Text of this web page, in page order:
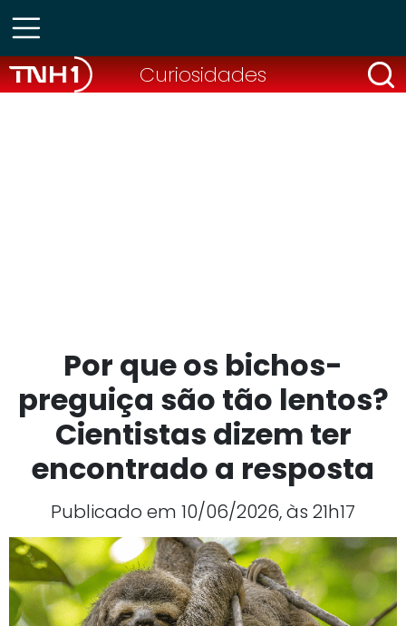
Curiosidades
Por que os bichos-
preguiça são tão lentos?
Cientistas dizem ter
encontrado a resposta
Publicado em 10/06/2026, às 21h17